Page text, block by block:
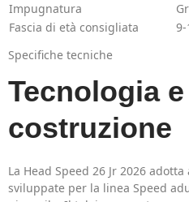
Specifiche tecniche
Impugnatura
Fascia di età consigliata
Tecnologia e
costruzione
La Head Speed 26 Jr 2026
sviluppate per la linea Speed